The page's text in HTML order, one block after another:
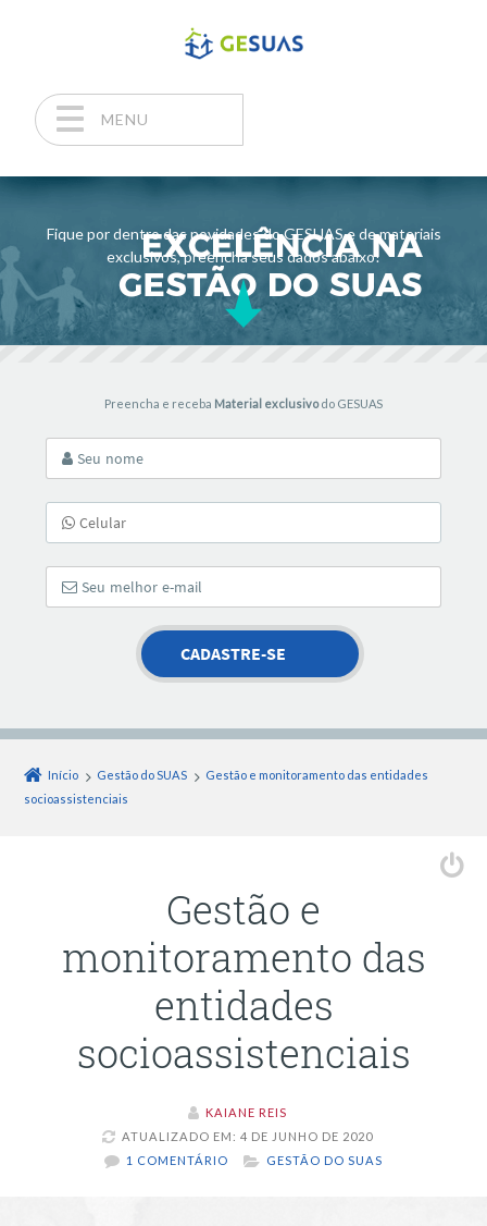
MENU
Fique por dentro das novidades do GESUAS e de materiais
exclusivos, preencha seus dados abaixo!
Preencha e receba Material exclusivodo GESUAS
Início Gestão do SUAS
Gestão e monitoramento das entidades
socioassistenciais
Gestão e
monitoramento das
entidades
socioassistenciais
KAIANE REIS
ATUALIZADO EM: 4 DE JUNHO DE 2020
1 COMENTÁRIO
GESTÃO DO SUAS